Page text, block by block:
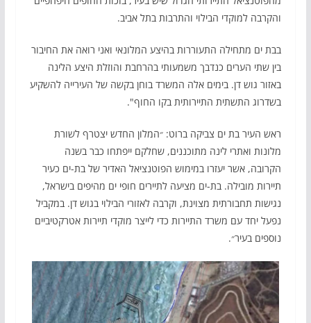
והקרבה למוקדי הבילוי והתרבות בתל אביב.
בבת ים מתחילה התעוררות בהיצע המלונאי ואני רואה את החיבור
בין שתי הערים כנדבך משמעותי בהרחבת והוזלת היצע הלינה
באזור גוש דן. בימים אלה המשרד בוחן בקשה של העירייה להשקיע
בשדרוג התשתית התיירותית בקו החוף".
ראש העיר בת ים צביקה ברוט: ״המלון החדש יצטרף לשורת
מלונות ואתרי לינה מתוכננים, שחלקם ייפתחו כבר בשנה
הקרובה, אשר יעזרו במימוש הפוטנציאל האדיר של בת-ים כעיר
תיירות מובילה. בת-ים מציעה לתיירים חופי ים מהיפים בישראל,
נגישות תחבורתית מצוינת, וקרבה לאזורי הבילוי בגוש דן. במקביל
נפעל יחד עם משרד התיירות כדי לייצר מוקדי תיירות אטרקטיביים
נוספים בעיר״.